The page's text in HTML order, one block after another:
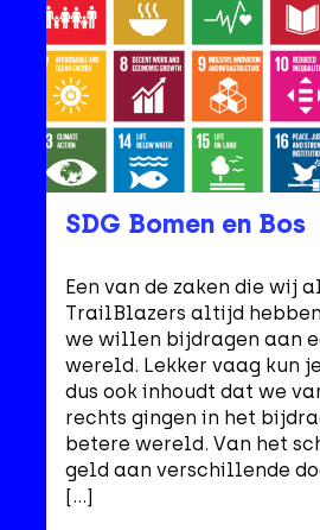
SDG Bomen en Bos
Een van de zaken die wij
TrailBlazers altijd
we willen bijdragen aan
wereld. Lekker vaag kun
dus ook inhoudt dat we
rechts gingen in het
betere wereld. Van het
geld aan verschillende
[…]